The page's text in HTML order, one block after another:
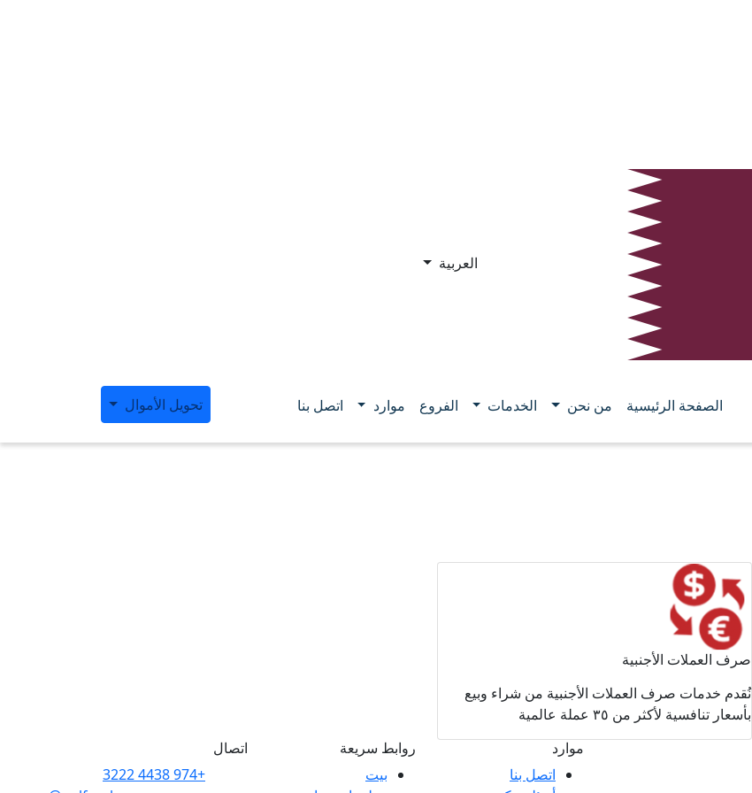
العربية
الصفحة الرئيسية من نحن الخدمات الفروع موارد اتصل بنا تحويل الأموال
صرف العملات الأجنبية
نُقدم خدمات صرف العملات الأجنبية من شراء وبيع
بأسعار تنافسية لأكثر من ٣٥ عملة عالمية
موارد
اتصل بنا
روابط سريعة
بيت
اتصال
+974 4438 3222